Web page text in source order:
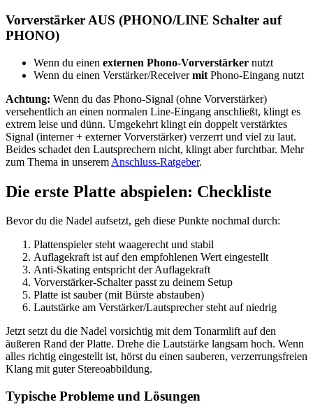
Vorverstärker AUS (PHONO/LINE Schalter auf
PHONO)
Wenn du einen externen Phono-Vorverstärker nutzt
Wenn du einen Verstärker/Receivermit Phono-Eingang nutzt
Achtung: Wenn du das Phono-Signal (ohne Vorverstärker)
versehentlich an einen normalen Line-Eingang anschließt, klingt es
extrem leise und dünn. Umgekehrt klingt ein doppelt verstärktes
Signal (interner + externer Vorverstärker) verzerrt und viel zu laut.
Beides schadet den Lautsprechern nicht, klingt aber furchtbar. Mehr
zum Thema in unserem Anschluss-Ratgeber.
Die erste Platte abspielen: Checkliste
Bevor du die Nadel aufsetzt, geh diese Punkte nochmal durch:
Plattenspieler steht waagerecht und stabil
Auflagekraft ist auf den empfohlenen Wert eingestellt
Anti-Skating entspricht der Auflagekraft
Vorverstärker-Schalter passt zu deinem Setup
Platte ist sauber (mit Bürste abstauben)
Lautstärke am Verstärker/Lautsprecher steht auf niedrig
Jetzt setzt du die Nadel vorsichtig mit dem Tonarmlift auf den
äußeren Rand der Platte. Drehe die Lautstärke langsam hoch. Wenn
alles richtig eingestellt ist, hörst du einen sauberen, verzerrungsfreien
Klang mit guter Stereoabbildung.
Typische Probleme und Lösungen